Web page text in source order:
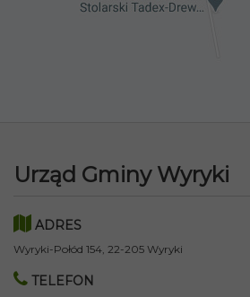
Urząd Gminy Wyryki
ADRES
Wyryki-Połód 154, 22-205 Wyryki
TELEFON